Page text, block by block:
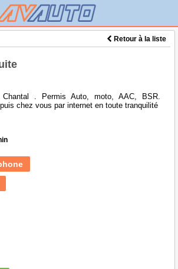
Retour à la liste
Chantal . Permis Auto, moto, AAC, BSR.
chez vous par internet en toute tranquilité